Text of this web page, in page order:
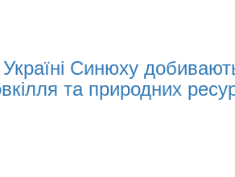
Синюху
та природних